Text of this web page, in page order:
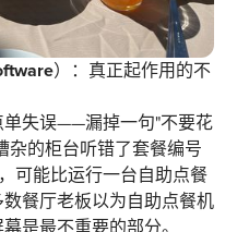
）：真正起作用的不
单失误——漏掉一句"不要花
杂的柜台听错了套餐编号
可能比运行一台自助点餐
餐厅老板以为自助点餐机
是最不重要的部分。